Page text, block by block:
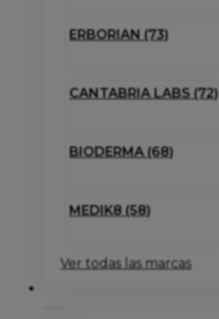
ERBORIAN (73)
CANTABRIA LABS (72)
BIODERMA (68)
MEDIK8 (58)
Ver todas las marcas